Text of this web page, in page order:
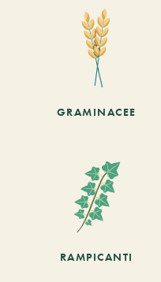
GRAMINACEE
RAMPICANTI